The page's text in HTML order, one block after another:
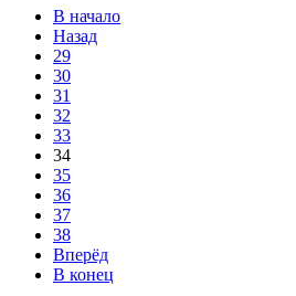
В начало
Назад
29
30
31
32
33
34
35
36
37
38
Вперёд
В конец